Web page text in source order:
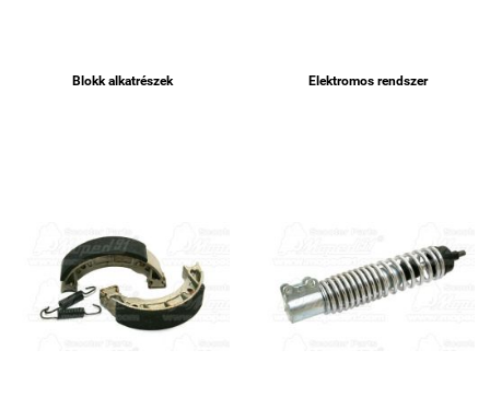
Blokk alkatrészek Elektromos rendszer